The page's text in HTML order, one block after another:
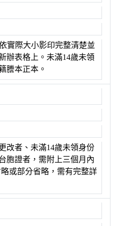
實際大小影印完整清楚並
辦表格上。未滿14歲未領
謄本正本。
改者、未滿14歲未領身份
胞證者，需附上三個月內
或部分省略，需有完整詳